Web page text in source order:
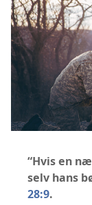
“Hvis en
selv hans
28:9.